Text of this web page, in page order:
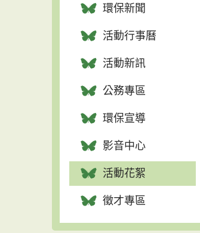
環保新聞
活動行事曆
活動新訊
公務專區
環保宣導
影音中心
活動花絮
徵才專區